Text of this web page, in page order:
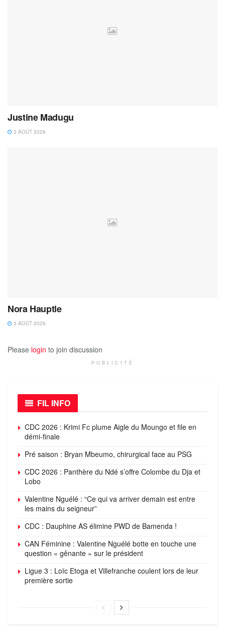
Justine Madugu
3 AOÛT 2026
Nora Hauptle
3 AOÛT 2026
Please login to join discussion
PUBLICITÉ
FIL INFO
CDC 2026 : Krimi Fc plume Aigle du Moungo et file en
démi-finale
Pré saison : Bryan Mbeumo, chirurgical face au PSG
CDC 2026 : Panthère du Ndé s’offre Colombe du Dja et
Lobo
Valentine Nguélé : “Ce qui va arriver demain est entre
les mains du seigneur”
CDC : Dauphine AS élimine PWD de Bamenda !
CAN Féminine : Valentine Nguélé botte en touche une
question « gênante » sur le président
Ligue 3 : Loïc Etoga et Villefranche coulent lors de leur
première sortie